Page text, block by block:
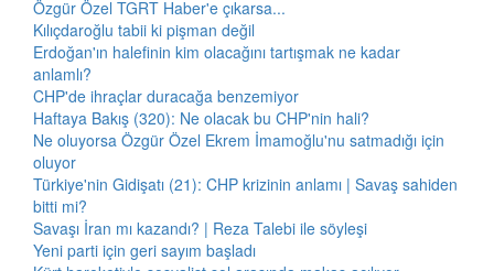
Özgür Özel TGRT Haber'e çıkarsa...
Kılıçdaroğlu tabii ki pişman değil
Erdoğan'ın halefinin kim olacağını tartışmak ne kadar
anlamlı?
CHP'de ihraçlar duracağa benzemiyor
Haftaya Bakış (320): Ne olacak bu CHP'nin hali?
Ne oluyorsa Özgür Özel Ekrem İmamoğlu'nu satmadığı için
oluyor
Türkiye'nin Gidişatı (21): CHP krizinin anlamı | Savaş sahiden
bitti mi?
Savaşı İran mı kazandı? | Reza Talebi ile söyleşi
Yeni parti için geri sayım başladı